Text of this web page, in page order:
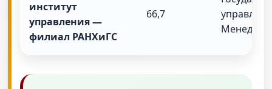
институт
управления —
филиал РАНХиГС
66,7